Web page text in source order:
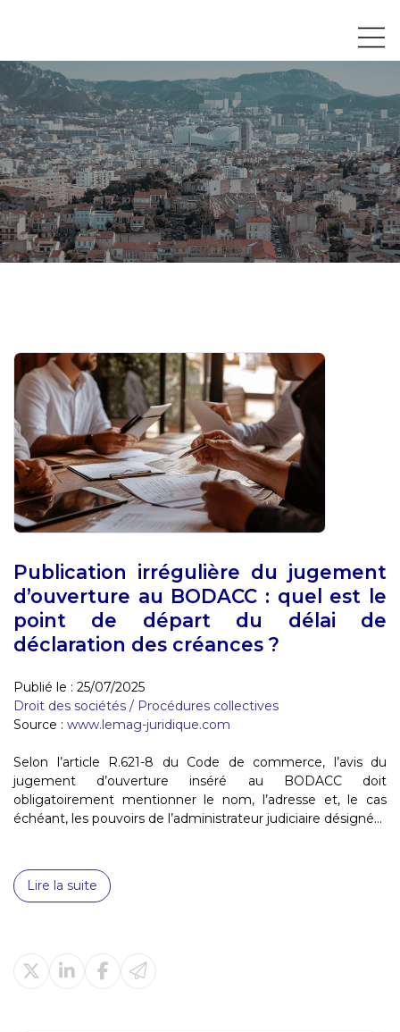
Publication irrégulière du jugement
d’ouverture au BODACC : quel est le
point de départ du délai de
déclaration des créances ?
Publié le : 25/07/2025
Droit des sociétés / Procédures collectives
Source : www.lemag-juridique.com
Selon l’article R.621-8 du Code de commerce, l’avis du
jugement d’ouverture inséré au BODACC doit
obligatoirement mentionner le nom, l’adresse et, le cas
échéant, les pouvoirs de l’administrateur judiciaire désigné...
Lire la suite